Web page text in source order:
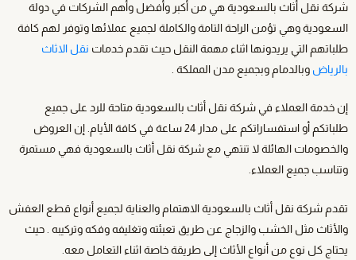
شركة نقل أثاث بالسعودية هي من أكبر وأفضل وأهم الشركات في دولة
السعودية وهي تؤمن الراحة التامة والكاملة لجميع عملائها وتوفر لهم كافة
طلباتهم التي يريدونها اثناء مهمة النقل حيث تقدم خدمات نقل الاثاث
بالرياض وبالدمام وبجميع مدن المملكة .
إن خدمة العملاء في شركة نقل أثاث بالسعودية متاحة للرد على جميع
طلباتكم أو استفساراتكم على مدار 24 ساعة في كافة الأيام. إن العروض
والخصومات الهائلة لا تنتهي مع شركة نقل أثاث بالسعودية فهي مستمرة
وتناسب جميع العملاء.
تقدم شركة نقل أثاث بالسعودية الاهتمام والعناية لجميع أنواع قطع العفش
والأثاث مثل الخشب والزجاج عن طريق تعبئته وتغليفه وفكه وتركيبه . حيث
يحتاج كل نوع من أنواع الأثاث إلى طريقة خاصة اثناء التعامل معه.